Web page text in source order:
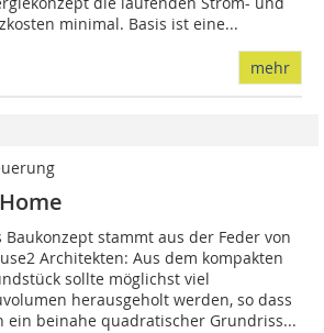
minimal. Basis ist eine...
mehr
Baukonzept stammt aus der Feder von
Architekten: Aus dem kompakten
sollte möglichst viel
herausgeholt werden, so dass
ein beinahe quadratischer Grundriss...